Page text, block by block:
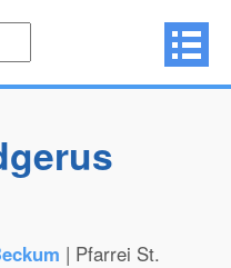
| Pfarrei St.